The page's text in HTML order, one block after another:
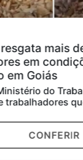
mais de
em
Goiás
do
que
CONFERIR